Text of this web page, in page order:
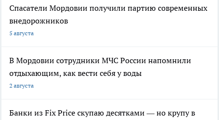
Спасатели Мордовии получили партию современных
внедорожников
5 августа
В Мордовии сотрудники МЧС России напомнили
отдыхающим, как вести себя у воды
2 августа
Банки из Fix Price скупаю десятками — но крупу в